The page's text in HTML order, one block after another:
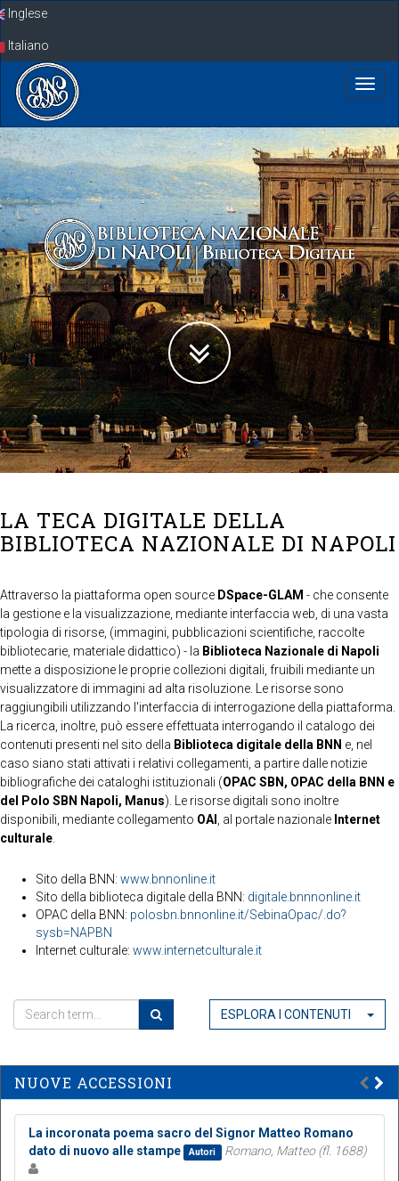
SkipInglese
Italiano
LA TECA DIGITALE DELLA
BIBLIOTECA NAZIONALE DI NAPOLI
Attraverso la piattaforma open source DSpace-GLAM - che consente
la gestione e la visualizzazione, mediante interfaccia web, di una vasta
tipologia di risorse, (immagini, pubblicazioni scientifiche, raccolte
bibliotecarie, materiale didattico) - la Biblioteca Nazionale di Napoli
mette a disposizione le proprie collezioni digitali, fruibili mediante un
visualizzatore di immagini ad alta risoluzione. Le risorse sono
raggiungibili utilizzando l'interfaccia di interrogazione della piattaforma.
La ricerca, inoltre, può essere effettuata interrogando il catalogo dei
contenuti presenti nel sito della Biblioteca digitale della BNN e, nel
caso siano stati attivati i relativi collegamenti, a partire dalle notizie
bibliografiche dei cataloghi istituzionali (OPAC SBN, OPAC della BNN e
del Polo SBN Napoli, Manus). Le risorse digitali sono inoltre
disponibili, mediante collegamento OAI , al portale nazionale Internet
culturale
Sito della BNN: www.bnnonline.it
Sito della biblioteca digitale della BNN: digitale.bnnnonline.it
OPAC della BNN: polosbn.bnnonline.it/SebinaOpac/.do?
sysb=NAPBN
Internet culturale: www.internetculturale.it
ESPLORA I CONTENUTI
NUOVE ACCESSIONI
La incoronata poema sacro del Signor Matteo Romano
dato di nuovo alle stampe
Autori Romano, Matteo (fl. 1688)